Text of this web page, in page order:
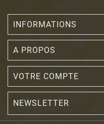
INFORMATIONS
A PROPOS
VOTRE COMPTE
NEWSLETTER